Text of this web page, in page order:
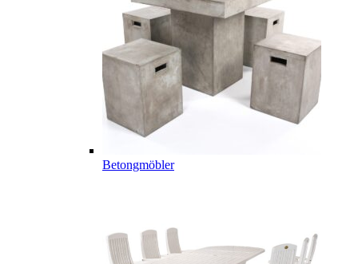
Betongmöbler